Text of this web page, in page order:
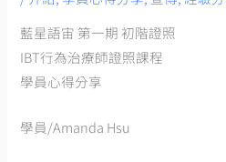
藍星語宙 第一期 初階證照
IBT行為治療師證照課程
學員心得分享
學員/Amanda Hsu